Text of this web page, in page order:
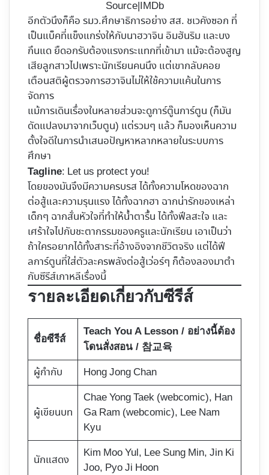
Source|IMDb
อีกตัวนึงก็คือ รมว.ศึกษาธิการอย่าง สส. ชเวคังซอก ที่
เป็นแบ็คที่แข็งแกร่งให้กับนาฮวาจิน อิมฮันริม และบง
กึนแด ยืดอกรับต้องแรงกระแทกที่เข้ามา แม้จะต้องสูญ
เสียลูกสาวไปเพราะนักเรียนคนนึง แต่เขากลับคอย
เตือนสติผู้ตรวจการฮวาจินไม่ให้ใช้ความแค้นในการ
จัดการ
แม้การเดินเรื่องในหลายส่วนจะดูการ์ตู๊นการ์ตูน (ก็มัน
ดัดแปลงมาจากเว็บตูน) แต่รวมๆ แล้ว ก็มองเห็นความ
ตั้งใจดีในการนำเสนอปัญหาหลากหลายในระบบการ
ศึกษา
Tagline: Let us protect you!
โดยของมันจึงมีความครบรส ได้ทั้งความโหดของฉาก
ต่อสู้และความรุนแรง ได้ทั้งฉากฮา ฉากน่ารักของเหล่า
เด็กๆ ฉากสั่นหัวใจที่ทำให้น้ำตารื้น ได้ทั้งฟีลสะใจ และ
เศร้าใจไปกับชะตากรรมของครูและนักเรียน เอาเป็นว่า
ถ้าใครอยากได้ทั้งสาระที่อ้างอิงจากชีวิตจริง แต่ได้ฟี
ลการ์ตูนที่ใส่ตัวละครพลังต่อสู้เว่อร์ๆ ก็ต้องลองมาตำ
กับซีรีส์เกาหลีเรื่องนี้
รายละเอียดเกี่ยวกับซีรีส์
ชื่อซีรีส์
Teach You A Lesson / อย่างนี้ต้อง
โดนสั่งสอน / 참교육
ผู้กำกับ Hong Jong Chan
ผู้เขียนบท
Chae Yong Taek (webcomic), Han
Ga Ram (webcomic), Lee Nam
Kyu
นักแสดง
Kim Moo Yul, Lee Sung Min, Jin Ki
Joo, Pyo Ji Hoon